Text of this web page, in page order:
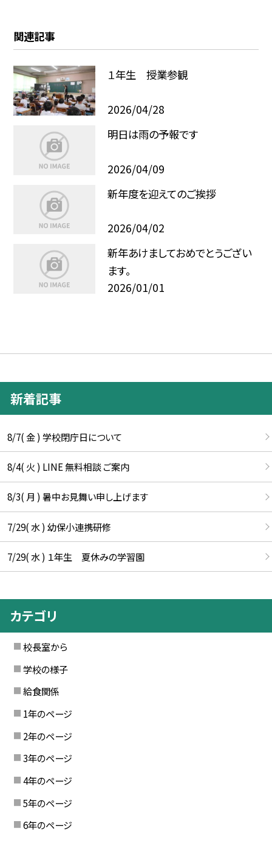
関連記事
１年生 授業参観
2026/04/28
明日は雨の予報です
2026/04/09
新年度を迎えてのご挨拶
2026/04/02
新年あけましておめでとうござい
ます。
2026/01/01
新着記事
8/7( 金 ) 学校閉庁日について
8/4( 火 ) LINE 無料相談 ご案内
8/3( 月 ) 暑中お見舞い申し上げます
7/29( 水 ) 幼保小連携研修
7/29( 水 ) １年生 夏休みの学習園
カテゴリ
校長室から
学校の様子
給食関係
1年のページ
2年のページ
3年のページ
4年のページ
5年のページ
6年のページ